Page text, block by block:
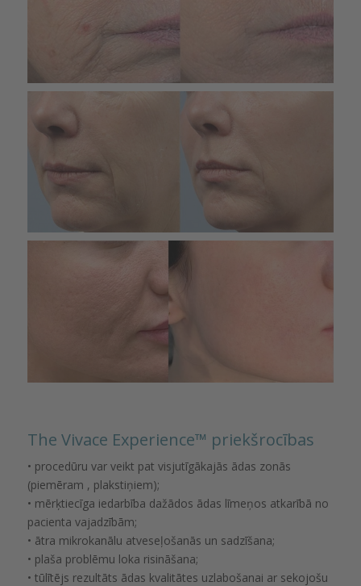
The Vivace Experience™️ priekšrocības
• procedūru var veikt pat visjutīgākajās ādas zonās
(piemēram , plakstiņiem);
• mērķtiecīga iedarbība dažādos ādas līmeņos atkarībā no
pacienta vajadzībām;
• ātra mikrokanālu atveseļošanās un sadzīšana;
• plaša problēmu loka risināšana;
• tūlītējs rezultāts ādas kvalitātes uzlabošanai ar sekojošu